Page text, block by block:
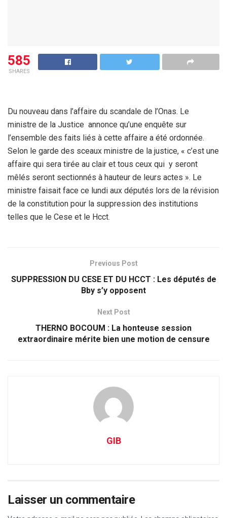
585
SHARES
Du nouveau dans l’affaire du scandale de l’Onas. Le
ministre de la Justice annonce qu’une enquête sur
l’ensemble des faits liés à cette affaire a été ordonnée.
Selon le garde des sceaux ministre de la justice, « c’est une
affaire qui sera tirée au clair et tous ceux qui y seront
mêlés seront sectionnés à hauteur de leurs actes ». Le
ministre faisait face ce lundi aux députés lors de la révision
de la constitution pour la suppression des institutions
telles que le Cese et le Hcct.
Previous Post
SUPPRESSION DU CESE ET DU HCCT : Les députés de
Bby s’y opposent
Next Post
THERNO BOCOUM : La honteuse session
extraordinaire mérite bien une motion de censure
GIB
Laisser un commentaire